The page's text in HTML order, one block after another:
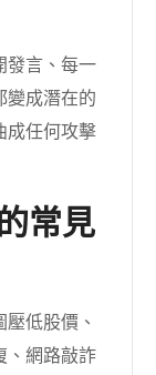
發言、每一
變成潛在的
成任何攻擊
常見
低股價、
、網路敲詐